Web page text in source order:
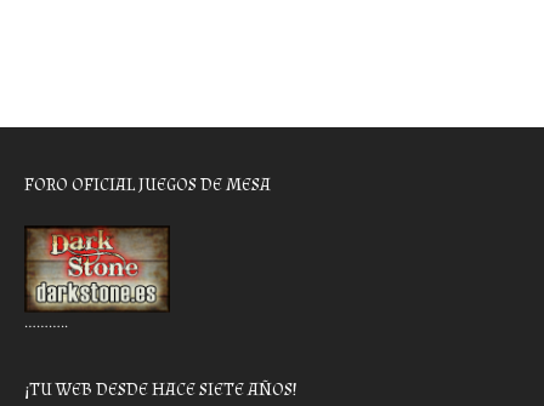
FORO OFICIAL JUEGOS DE MESA
………..
¡TU WEB DESDE HACE SIETE AÑOS!